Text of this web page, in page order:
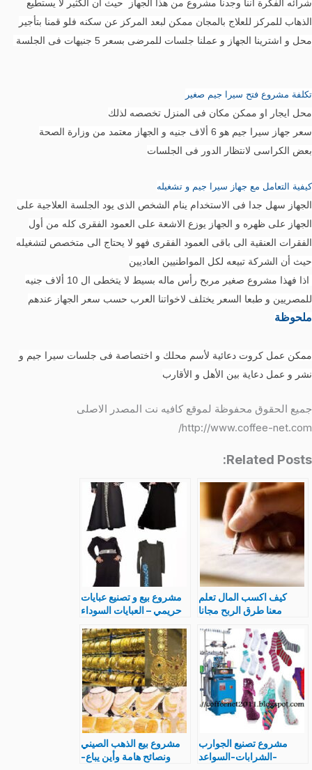
شرائه الفكرة اننا وجدنا مشروع من هذا الجهاز حيث أن الكثير لا يستطيع
الذهاب للمركز للعلاج بالمجان ممكن لبعد المركز عن سكنه فلو قمنا بتأجير
محل و اشترينا الجهاز و عملنا جلسات للمرضى بسعر 5 جنيهات فى الجلسة
تكلفة مشروع فتح سيرا جيم صغير
محل ايجار او ممكن مكان فى المنزل تخصصه لذلك
سعر جهاز سيرا جيم هو 6 ألاف جنيه و الجهاز معتمد من وزارة الصحة
بعض الكراسى لانتظار الدور فى الجلسات
كيفية التعامل مع جهاز سيرا جيم و تشغيله
الجهاز سهل جدا فى الاستخدام ينام الشخص الذى يود الجلسة العلاجية على
الجهاز على ظهره و الجهاز يوزع الاشعة على العمود الفقرى كله من أول
الفقرات العنقية الى باقى العمود الفقرى فهو لا يحتاج الى متخصص لتشغيله
حيث أن الشركة تبيعه لكل المواطنيين العاديين
اذا فهذا مشروع صغير مربح رأس ماله بسيط لا يتخطى ال 10 ألاف جنيه
للمصريين و طبعا السعر يختلف لاخواتنا العرب حسب سعر الجهاز عندهم
ملحوظة
ممكن عمل كروت دعائية لأسم محلك و اختصاصة فى جلسات سيرا جيم و
نشر و عمل دعاية بين الأهل و الأقارب
جميع الحقوق محفوظة لموقع كافيه نت المصدر الاصلى
http://www.coffee-net.com/
Related Posts:
كيف اكسب المال تعلم
معنا طرق الربح مجانا
مشروع بيع و تصنيع عبايات
حريمي – العبايات السوداء
مشروع تصنيع الجوارب
-الشرابات-السواعد
مشروع بيع الذهب الصيني
ونصائح هامة وأين يباع-